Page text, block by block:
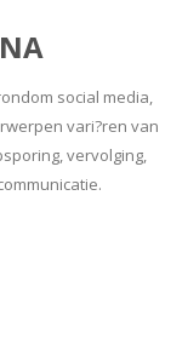
social media,
vari?ren van
vervolging,